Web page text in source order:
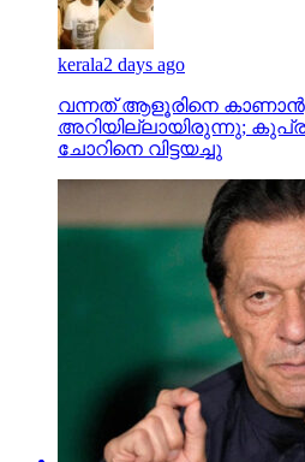
kerala2 days ago
വന്നത് ആളൂരിനെ കാണാന്‍,
അറിയില്ലായിരുന്നു;
ചോറിനെ വിട്ടയച്ചു